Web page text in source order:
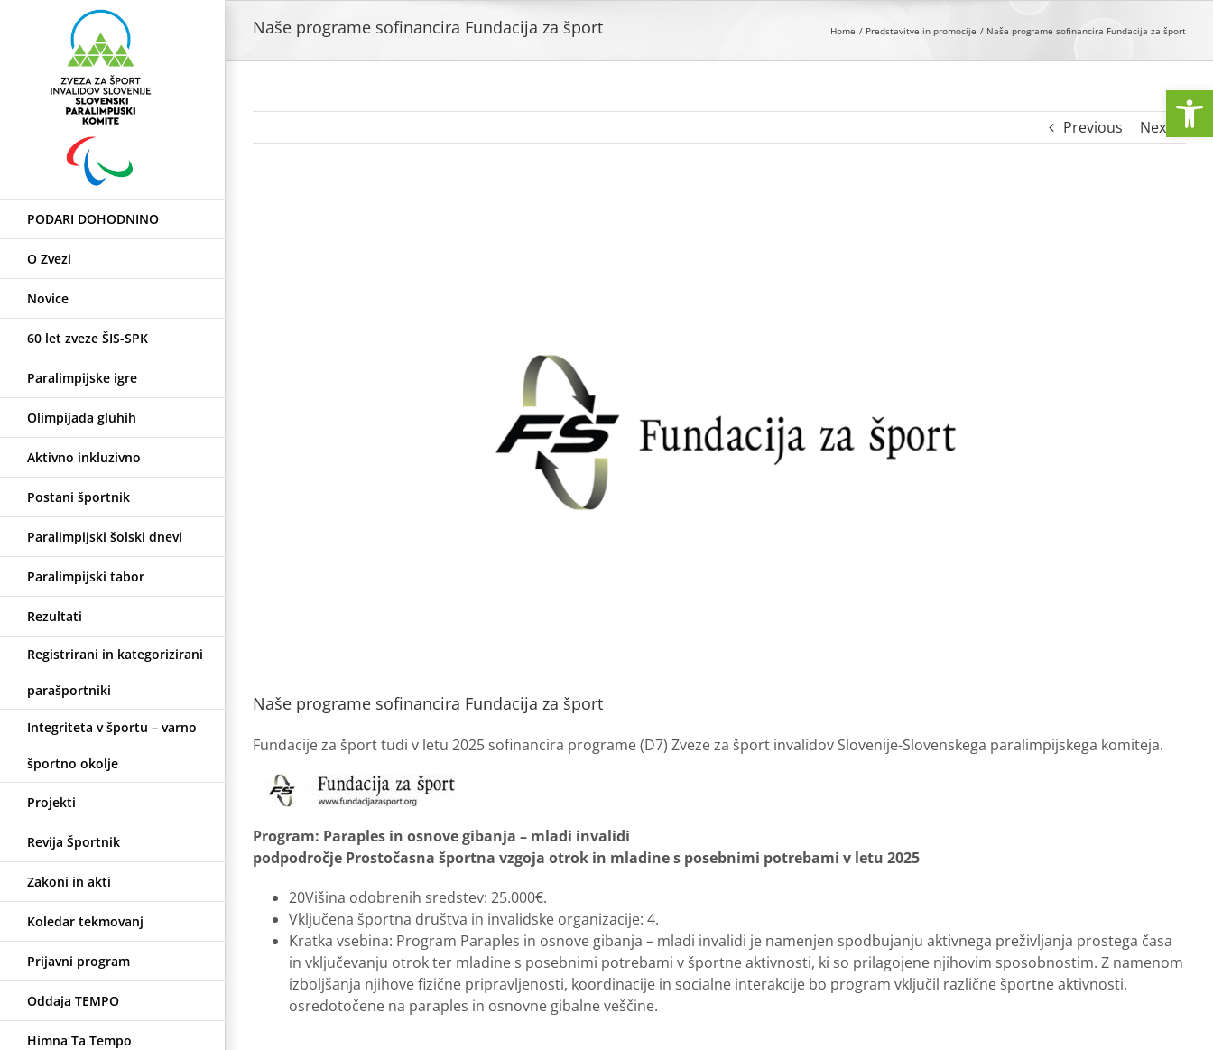
PODARI DOHODNINO
O Zvezi
Novice
60 let zveze ŠIS-SPK
Paralimpijske igre
Olimpijada gluhih
Aktivno inkluzivno
Postani športnik
Paralimpijski šolski dnevi
Paralimpijski tabor
Rezultati
Registrirani in kategorizirani
parašportniki
Integriteta v športu – varno
športno okolje
Projekti
Revija Športnik
Zakoni in akti
Koledar tekmovanj
Prijavni program
Oddaja TEMPO
Himna Ta Tempo
Naše programe sofinancira Fundacija za šport Home Predstavitve in promocije Naše programe sofinancira Fundacija za šport
Previous Next
Naše programe sofinancira Fundacija za šport
Fundacije za šport tudi v letu 2025 sofinancira programe (D7) Zveze za šport invalidov Slovenije-Slovenskega paralimpijskega komiteja.
Program: Paraples in osnove gibanja – mladi invalidi
podpodročje Prostočasna športna vzgoja otrok in mladine s posebnimi potrebami v letu 2025
20Višina odobrenih sredstev: 25.000€.
Vključena športna društva in invalidske organizacije: 4.
Kratka vsebina: Program Paraples in osnove gibanja – mladi invalidi je namenjen spodbujanju aktivnega preživljanja prostega časa
in vključevanju otrok ter mladine s posebnimi potrebami v športne aktivnosti, ki so prilagojene njihovim sposobnostim. Z namenom
izboljšanja njihove fizične pripravljenosti, koordinacije in socialne interakcije bo program vključil različne športne aktivnosti,
osredotočene na paraples in osnovne gibalne veščine.